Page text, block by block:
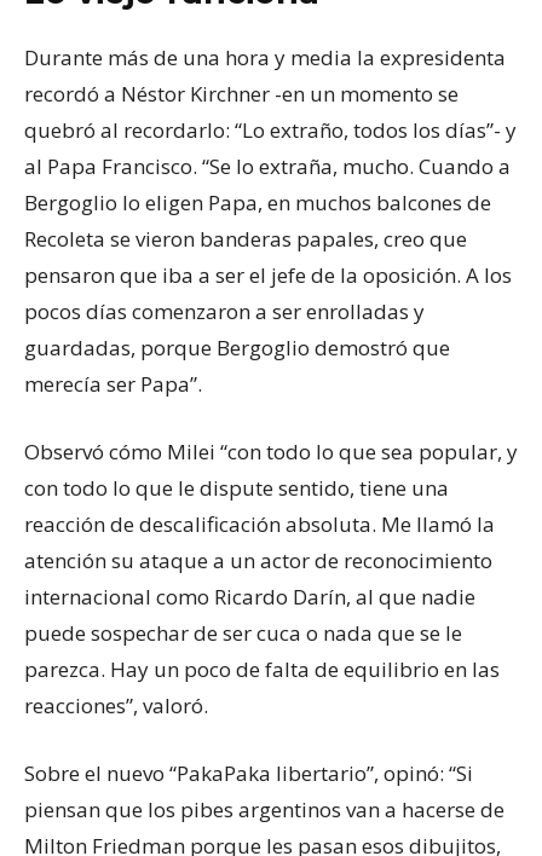
Durante más de una hora y media la expresidenta
recordó a Néstor Kirchner -en un momento se
quebró al recordarlo: “Lo extraño, todos los días”- y
al Papa Francisco. “Se lo extraña, mucho. Cuando a
Bergoglio lo eligen Papa, en muchos balcones de
Recoleta se vieron banderas papales, creo que
pensaron que iba a ser el jefe de la oposición. A los
pocos días comenzaron a ser enrolladas y
guardadas, porque Bergoglio demostró que
merecía ser Papa”.
Observó cómo Milei “con todo lo que sea popular, y
con todo lo que le dispute sentido, tiene una
reacción de descalificación absoluta. Me llamó la
atención su ataque a un actor de reconocimiento
internacional como Ricardo Darín, al que nadie
puede sospechar de ser cuca o nada que se le
parezca. Hay un poco de falta de equilibrio en las
reacciones”, valoró.
Sobre el nuevo “PakaPaka libertario”, opinó: “Si
piensan que los pibes argentinos van a hacerse de
Milton Friedman porque les pasan esos dibujitos,